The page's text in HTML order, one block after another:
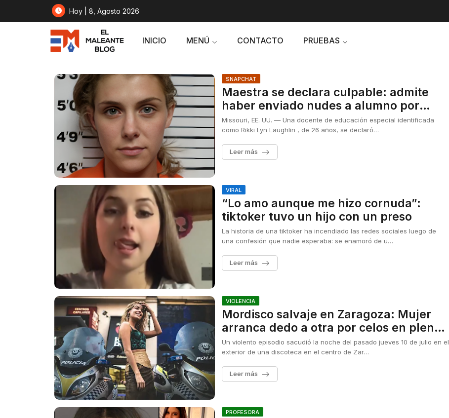
Hoy | 8, Agosto 2026
INICIO MENÚ CONTACTO PRUEBAS
SNAPCHAT
Maestra se declara culpable: admite
haber enviado nudes a alumno por
Snapchat
Missouri, EE. UU. — Una docente de educación especial identificada
como Rikki Lyn Laughlin , de 26 años, se declaró…
Leer más
VIRAL
“Lo amo aunque me hizo cornuda”:
tiktoker tuvo un hijo con un preso
La historia de una tiktoker ha incendiado las redes sociales luego de
una confesión que nadie esperaba: se enamoró de u…
Leer más
VIOLENCIA
Mordisco salvaje en Zaragoza: Mujer
arranca dedo a otra por celos en plena
noche
Un violento episodio sacudió la noche del pasado jueves 10 de julio en el
exterior de una discoteca en el centro de Zar…
Leer más
PROFESORA